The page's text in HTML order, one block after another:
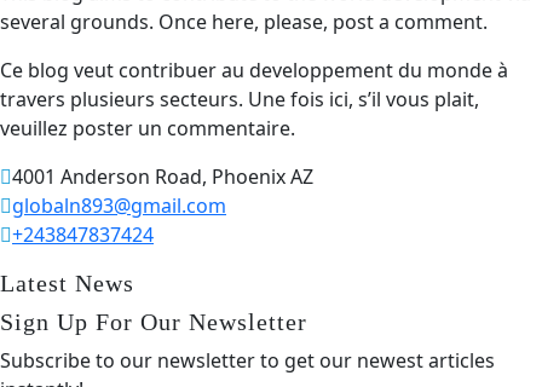
several grounds. Once here, please, post a comment.
Ce blog veut contribuer au developpement du monde à
travers plusieurs secteurs. Une fois ici, s’il vous plait,
veuillez poster un commentaire.
4001 Anderson Road, Phoenix AZ
globaln893@gmail.com
+243847837424
Latest News
Sign Up For Our Newsletter
Subscribe to our newsletter to get our newest articles